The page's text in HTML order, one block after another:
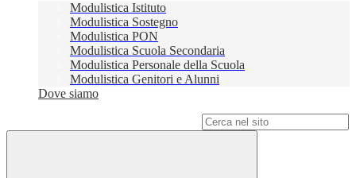
Modulistica Istituto
Modulistica Sostegno
Modulistica PON
Modulistica Scuola Secondaria
Modulistica Personale della Scuola
Modulistica Genitori e Alunni
Dove siamo